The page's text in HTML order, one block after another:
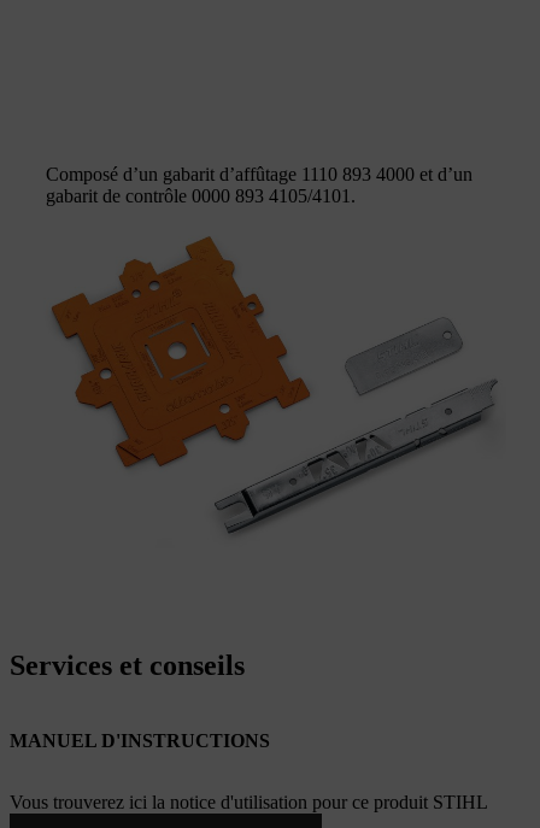
Composé d’un gabarit d’affûtage 1110 893 4000 et d’un
gabarit de contrôle 0000 893 4105/4101.
Services et conseils
MANUEL D'INSTRUCTIONS
Vous trouverez ici la notice d'utilisation pour ce produit STIHL